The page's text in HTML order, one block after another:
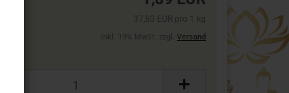
37,80 EUR pro 1 kg
inkl. 19% MwSt. zzgl. Versand